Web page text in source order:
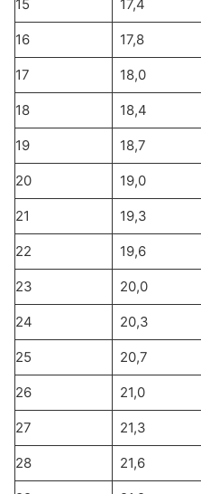
15 17,4
16 17,8
17 18,0
18 18,4
19 18,7
20 19,0
21 19,3
22 19,6
23 20,0
24 20,3
25 20,7
26 21,0
27 21,3
28 21,6